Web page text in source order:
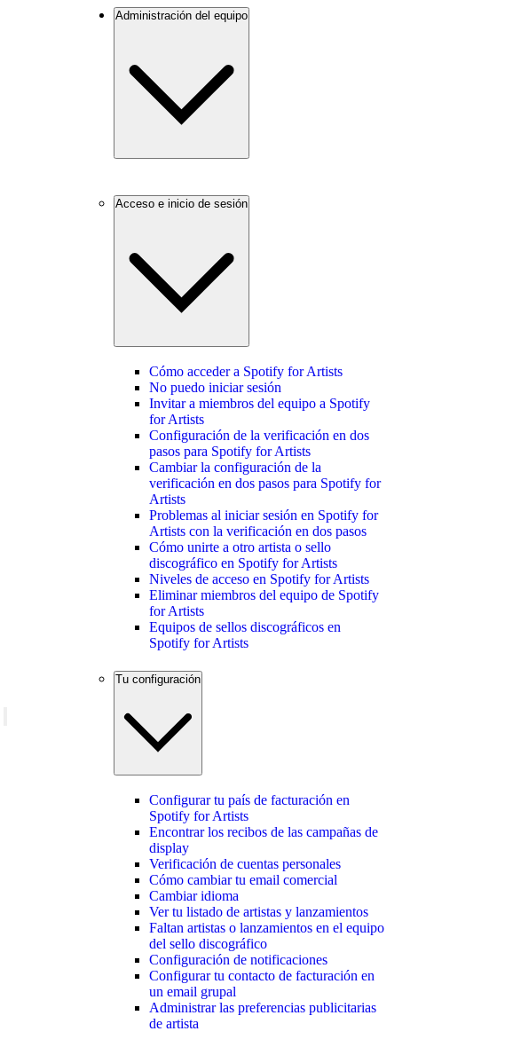
Administración del equipo
Acceso e inicio de sesión
Cómo acceder a Spotify for Artists
No puedo iniciar sesión
Invitar a miembros del equipo a Spotify
for Artists
Configuración de la verificación en dos
pasos para Spotify for Artists
Cambiar la configuración de la
verificación en dos pasos para Spotify for
Artists
Problemas al iniciar sesión en Spotify for
Artists con la verificación en dos pasos
Cómo unirte a otro artista o sello
discográfico en Spotify for Artists
Niveles de acceso en Spotify for Artists
Eliminar miembros del equipo de Spotify
for Artists
Equipos de sellos discográficos en
Spotify for Artists
Tu configuración
Configurar tu país de facturación en
Spotify for Artists
Encontrar los recibos de las campañas de
display
Verificación de cuentas personales
Cómo cambiar tu email comercial
Cambiar idioma
Ver tu listado de artistas y lanzamientos
Faltan artistas o lanzamientos en el equipo
del sello discográfico
Configuración de notificaciones
Configurar tu contacto de facturación en
un email grupal
Administrar las preferencias publicitarias
de artista